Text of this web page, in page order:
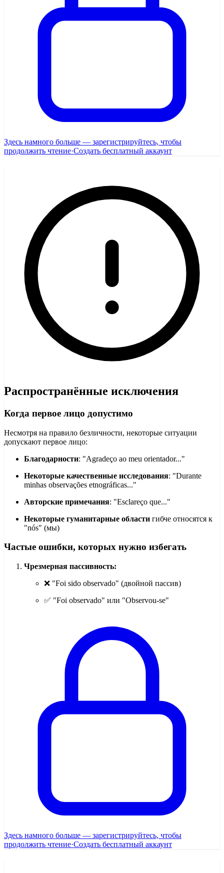
Здесь намного больше — зарегистрируйтесь, чтобы
продолжить чтение·Создать бесплатный аккаунт
Распространённые исключения
Когда первое лицо допустимо
Несмотря на правило безличности, некоторые ситуации
допускают первое лицо:
Благодарности: "Agradeço ao meu orientador..."
Некоторые качественные исследования: "Durante
minhas observações etnográficas..."
Авторские примечания: "Esclareço que..."
Некоторые гуманитарные области гибче относятся к
"nós" (мы)
Частые ошибки, которых нужно избегать
Чрезмерная пассивность:
❌ "Foi sido observado" (двойной пассив)
✅ "Foi observado" или "Observou-se"
Здесь намного больше — зарегистрируйтесь, чтобы
продолжить чтение·Создать бесплатный аккаунт